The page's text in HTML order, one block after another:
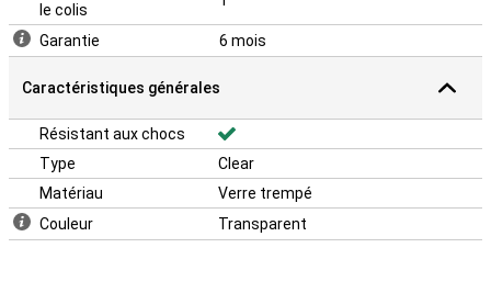
le colis
Garantie 6 mois
Caractéristiques générales
Résistant aux chocs
Type
Clear
Matériau
Verre trempé
Couleur
Transparent